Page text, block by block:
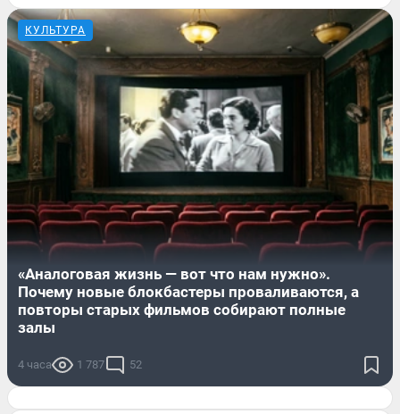
КУЛЬТУРА
«Аналоговая жизнь — вот что нам нужно».
Почему новые блокбастеры проваливаются, а
повторы старых фильмов собирают полные
залы
4 часа 1 787 52